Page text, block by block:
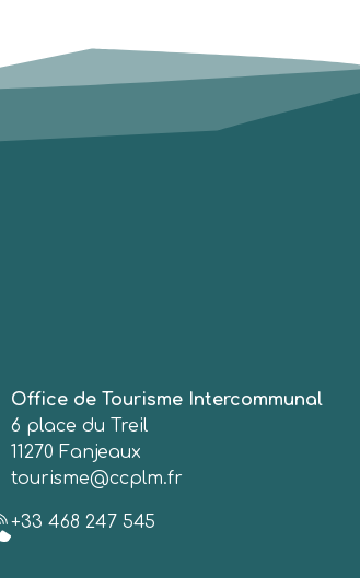
Office de Tourisme Intercommunal
6 place du Treil
11270 Fanjeaux
tourisme@ccplm.fr
+33 468 247 545